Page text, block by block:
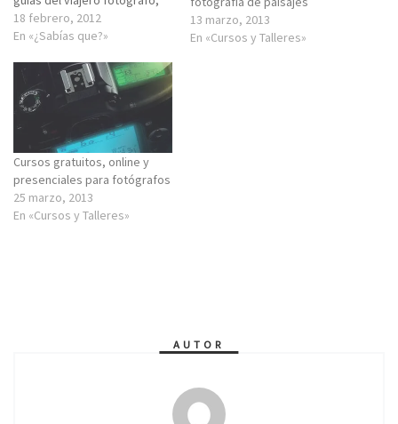
tiendas on-line de interés,
etc...
18 febrero, 2012
En «¿Sabías que?»
13 marzo, 2013
En «Cursos y Talleres»
Cursos gratuitos, online y
presenciales para fotógrafos
25 marzo, 2013
En «Cursos y Talleres»
AUTOR